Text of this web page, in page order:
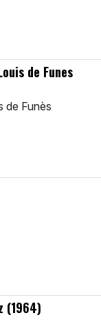
de Funes
de Funès
(1964)